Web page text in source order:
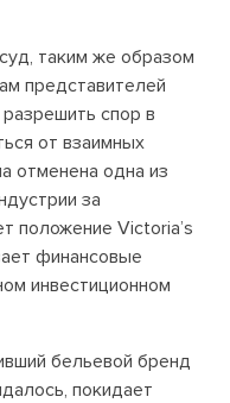
таким же образом
представителей
спор в
от взаимных
отменена одна из
за
положение Victoria’s
финансовые
инвестиционном
бельевой бренд
покидает